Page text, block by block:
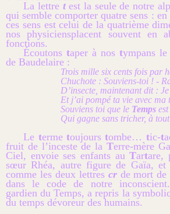
La lettre test la seule de notre
qui semble comporter quatre sens : en
ces sens est celui de la quatrième
nosphysiciensplacent souvent en
fonctions.
Écoutonstaper à nostympans
de Baudelaire :
Trois mille six cents fois par
Chuchote : Souviens-toi ! -
D’insecte, maintenant dit :
Et j’ai pompé ta vie avec
Souviens toi que le Temps
Qui gagne sans tricher, à
Le termetoujourstombe… tic-t
fruit de l’inceste de la Terre-mère
Ciel, envoie ses enfants auTartare,
sœur Rhéa, autre figure de Gaïa, et
comme les deux lettres crde mort de
dans le code de notre
gardien du Temps, a repris la
du temps dévoreur des humains.